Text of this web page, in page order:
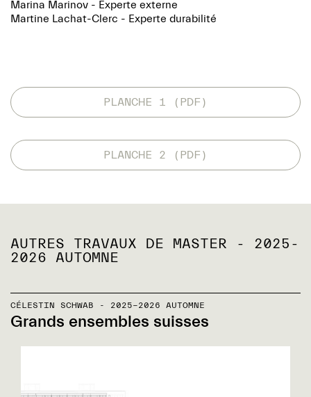
Marina Marinov - Experte externe
Martine Lachat-Clerc - Experte durabilité
PLANCHE 1 (PDF)
PLANCHE 2 (PDF)
AUTRES TRAVAUX DE MASTER - 2025-
2026 AUTOMNE
CÉLESTIN SCHWAB - 2025-2026 AUTOMNE
Grands ensembles suisses